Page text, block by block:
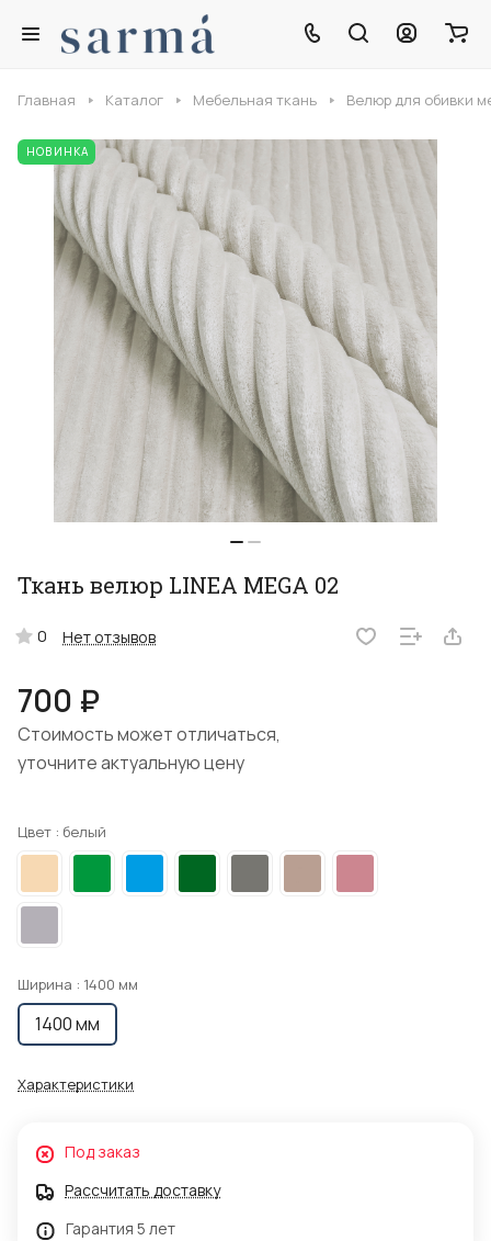
Главная Каталог Мебельная ткань Велюр для обивки
НОВИНКА
Ткань велюр LINEA MEGA 02
0 Нет отзывов
700 ₽
Стоимость может отличаться,
уточните актуальную цену
Цвет : белый
Ширина : 1400 мм
1400 мм
Характеристики
Под заказ
Рассчитать доставку
Гарантия 5 лет